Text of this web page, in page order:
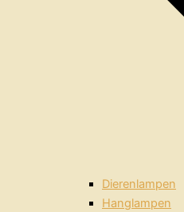
Dierenlampen
Hanglampen